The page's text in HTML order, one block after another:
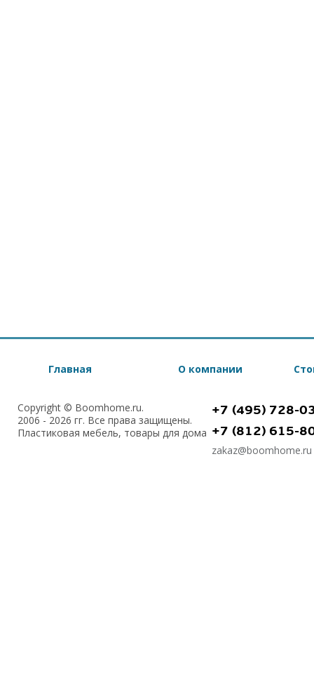
Главная О компании
Copyright © Boomhome.ru.
2006 - 2026 гг. Все права защищены.
Пластиковая мебель, товары для дома
+7 (495) 728-
+7 (812) 615-
zakaz@boomhome.ru